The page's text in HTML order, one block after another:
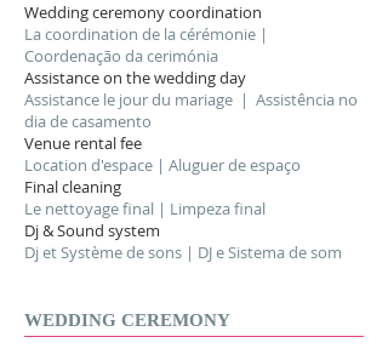
Wedding ceremony coordination
La coordination de la cérémonie |
Coordenação da cerimónia
Assistance on the wedding day
Assistance le jour du mariage | Assistência no
dia de casamento
Venue rental fee
Location d'espace | Aluguer de espaço
Final cleaning
Le nettoyage final | Limpeza final
Dj & Sound system
Dj et Système de sons | DJ e Sistema de som
WEDDING CEREMONY